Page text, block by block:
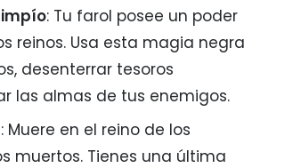
: Tu farol posee un poder
reinos. Usa esta magia negra
desenterrar tesoros
las almas de tus enemigos.
: Muere en el reino de los
muertos. Tienes una última